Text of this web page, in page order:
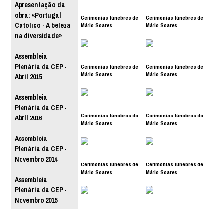
Apresentação da
obra: «Portugal
Católico - A beleza
na diversidade»
Assembleia
Plenária da CEP -
Abril 2015
Assembleia
Plenária da CEP -
Abril 2016
Assembleia
Plenária da CEP -
Novembro 2014
Assembleia
Plenária da CEP -
Novembro 2015
Cerimónias fúnebres de
Mário Soares
Cerimónias fúnebres de
Mário Soares
Cerimónias fúnebres de
Mário Soares
Cerimónias fúnebres de
Mário Soares
Cerimónias fúnebres de
Mário Soares
Cerimónias fúnebres de
Mário Soares
Cerimónias fúnebres de
Mário Soares
Cerimónias fúnebres de
Mário Soares